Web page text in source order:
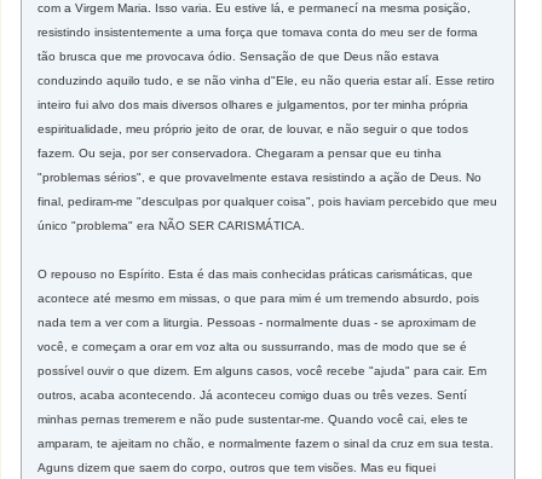
com a Virgem Maria. Isso varia. Eu estive lá, e permanecí na mesma posição,
resistindo insistentemente a uma força que tomava conta do meu ser de forma
tão brusca que me provocava ódio. Sensação de que Deus não estava
conduzindo aquilo tudo, e se não vinha d"Ele, eu não queria estar alí. Esse retiro
inteiro fui alvo dos mais diversos olhares e julgamentos, por ter minha própria
espiritualidade, meu próprio jeito de orar, de louvar, e não seguir o que todos
fazem. Ou seja, por ser conservadora. Chegaram a pensar que eu tinha
"problemas sérios", e que provavelmente estava resistindo a ação de Deus. No
final, pediram-me "desculpas por qualquer coisa", pois haviam percebido que meu
único "problema" era NÃO SER CARISMÁTICA.
O repouso no Espírito. Esta é das mais conhecidas práticas carismáticas, que
acontece até mesmo em missas, o que para mim é um tremendo absurdo, pois
nada tem a ver com a liturgia. Pessoas - normalmente duas - se aproximam de
você, e começam a orar em voz alta ou sussurrando, mas de modo que se é
possível ouvir o que dizem. Em alguns casos, você recebe "ajuda" para cair. Em
outros, acaba acontecendo. Já aconteceu comigo duas ou três vezes. Sentí
minhas pernas tremerem e não pude sustentar-me. Quando você cai, eles te
amparam, te ajeitam no chão, e normalmente fazem o sinal da cruz em sua testa.
Aguns dizem que saem do corpo, outros que tem visões. Mas eu fiquei